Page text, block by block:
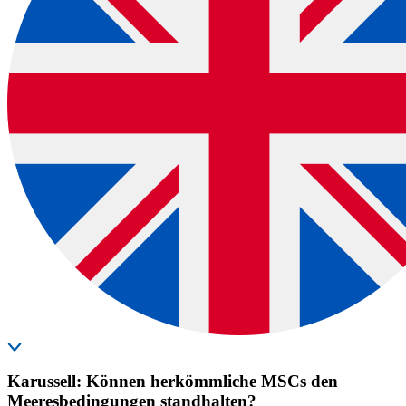
Karussell: Können herkömmliche MSCs den
Meeresbedingungen standhalten?